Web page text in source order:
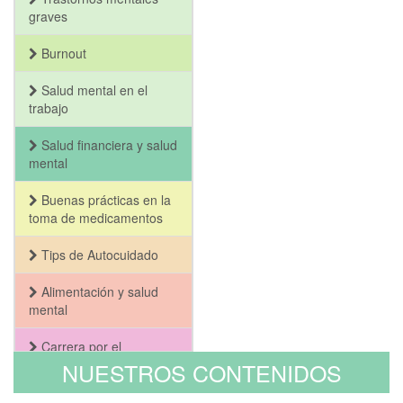
graves
Burnout
Salud mental en el
trabajo
Salud financiera y salud
mental
Buenas prácticas en la
toma de medicamentos
Tips de Autocuidado
Alimentación y salud
mental
Carrera por el
Bienestar y la Salud
MentalNUESTROS CONTENIDOS